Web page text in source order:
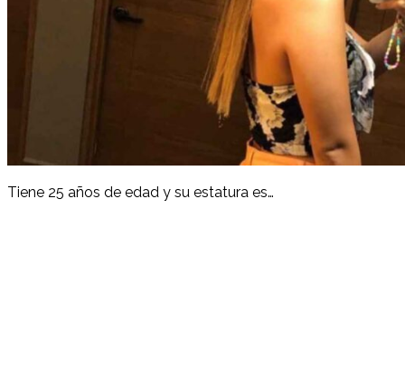
Tiene 25 años de edad y su estatura es…